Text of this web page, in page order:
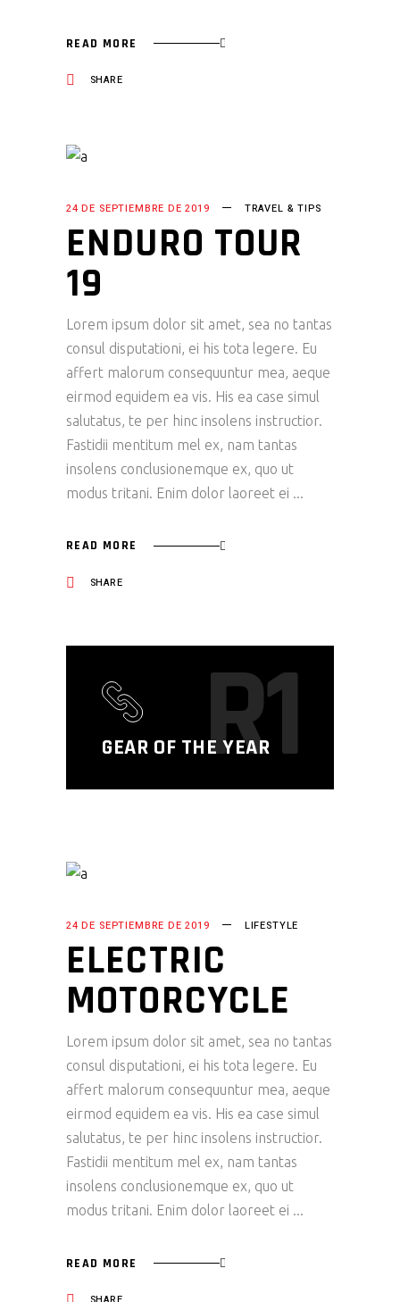
READ MORE
SHARE
24 DE SEPTIEMBRE DE 2019 TRAVEL & TIPS
ENDURO TOUR
19
Lorem ipsum dolor sit amet, sea no tantas
consul disputationi, ei his tota legere. Eu
affert malorum consequuntur mea, aeque
eirmod equidem ea vis. His ea case simul
salutatus, te per hinc insolens instructior.
Fastidii mentitum mel ex, nam tantas
insolens conclusionemque ex, quo ut
modus tritani. Enim dolor laoreet ei
READ MORE
SHARE
GEAR OF THE YEAR
R1
24 DE SEPTIEMBRE DE 2019 LIFESTYLE
ELECTRIC
MOTORCYCLE
Lorem ipsum dolor sit amet, sea no tantas
consul disputationi, ei his tota legere. Eu
affert malorum consequuntur mea, aeque
eirmod equidem ea vis. His ea case simul
salutatus, te per hinc insolens instructior.
Fastidii mentitum mel ex, nam tantas
insolens conclusionemque ex, quo ut
modus tritani. Enim dolor laoreet ei
READ MORE